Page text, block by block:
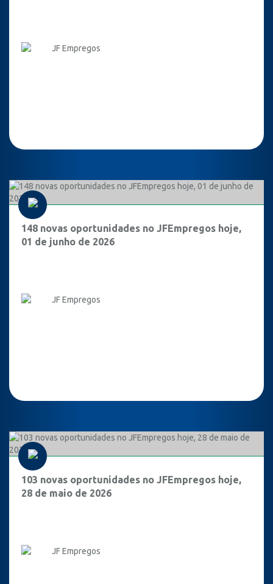
JF Empregos
148 novas oportunidades no JFEmpregos hoje,
01 de junho de 2026
JF Empregos
103 novas oportunidades no JFEmpregos hoje,
28 de maio de 2026
JF Empregos